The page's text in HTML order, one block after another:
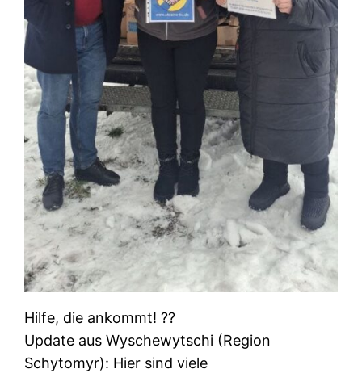
Hilfe, die ankommt! ??
​Update aus Wyschewytschi (Region
Schytomyr): Hier sind viele